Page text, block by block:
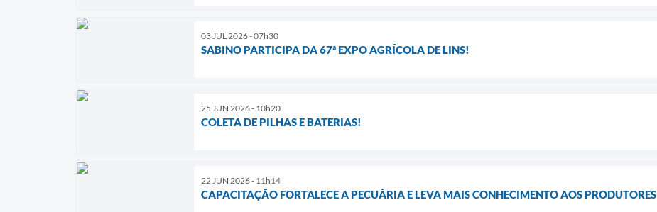
03 JUL 2026 - 07h30
SABINO PARTICIPA DA 67ª EXPO AGRÍCOLA DE LINS!
25 JUN 2026 - 10h20
COLETA DE PILHAS E BATERIAS!
22 JUN 2026 - 11h14
CAPACITAÇÃO FORTALECE A PECUÁRIA E LEVA MAIS CONHECIMENTO AOS